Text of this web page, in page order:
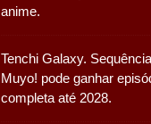
anime.
Tenchi Galaxy.
Muyo! pode ganhar
completa até 2028.